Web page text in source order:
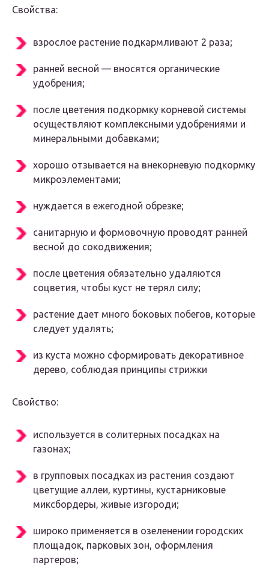
Свойства:
взрослое растение подкармливают 2 раза;
ранней весной — вносятся органические
удобрения;
после цветения подкормку корневой системы
осуществляют комплексными удобрениями и
минеральными добавками;
хорошо отзывается на внекорневую подкормку
микроэлементами;
нуждается в ежегодной обрезке;
санитарную и формовочную проводят ранней
весной до сокодвижения;
после цветения обязательно удаляются
соцветия, чтобы куст не терял силу;
растение дает много боковых побегов, которые
следует удалять;
из куста можно сформировать декоративное
дерево, соблюдая принципы стрижки
Свойство:
используется в солитерных посадках на
газонах;
в групповых посадках из растения создают
цветущие аллеи, куртины, кустарниковые
миксбордеры, живые изгороди;
широко применяется в озеленении городских
площадок, парковых зон, оформления
партеров;